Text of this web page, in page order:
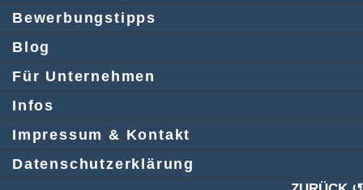
Bewerbungstipps
Blog
Für Unternehmen
Infos
Impressum & Kontakt
Datenschutzerklärung